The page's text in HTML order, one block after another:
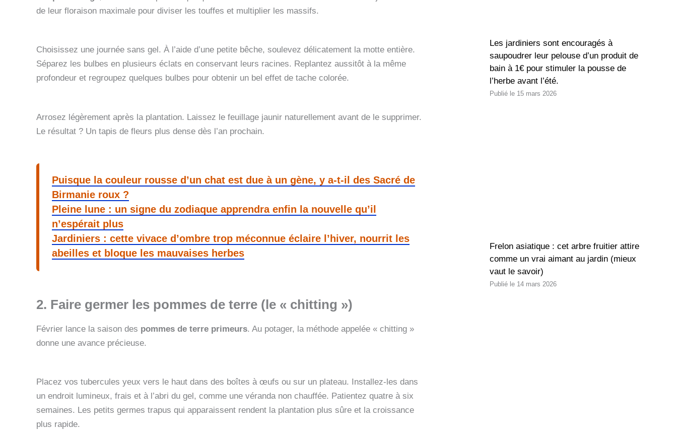
de leur floraison maximale pour diviser les touffes et multiplier les massifs.
Choisissez une journée sans gel. À l’aide d’une petite bêche, soulevez délicatement la motte entière.
Séparez les bulbes en plusieurs éclats en conservant leurs racines. Replantez aussitôt à la même
profondeur et regroupez quelques bulbes pour obtenir un bel effet de tache colorée.
Arrosez légèrement après la plantation. Laissez le feuillage jaunir naturellement avant de le supprimer.
Le résultat ? Un tapis de fleurs plus dense dès l’an prochain.
Puisque la couleur rousse d’un chat est due à un gène, y a-t-il des Sacré de
Birmanie roux ?
Pleine lune : un signe du zodiaque apprendra enfin la nouvelle qu’il
n’espérait plus
Jardiniers : cette vivace d’ombre trop méconnue éclaire l’hiver, nourrit les
abeilles et bloque les mauvaises herbes
2. Faire germer les pommes de terre (le « chitting »)
Février lance la saison des pommes de terre primeurs. Au potager, la méthode appelée « chitting »
donne une avance précieuse.
Placez vos tubercules yeux vers le haut dans des boîtes à œufs ou sur un plateau. Installez-les dans
un endroit lumineux, frais et à l’abri du gel, comme une véranda non chauffée. Patientez quatre à six
semaines. Les petits germes trapus qui apparaissent rendent la plantation plus sûre et la croissance
plus rapide.
Les jardiniers sont encouragés à
saupoudrer leur pelouse d’un produit de
bain à 1€ pour stimuler la pousse de
l’herbe avant l’été.
15 mars 2026
Frelon asiatique : cet arbre fruitier attire
comme un vrai aimant au jardin (mieux
vaut le savoir)
14 mars 2026